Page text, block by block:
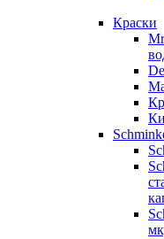
Краски